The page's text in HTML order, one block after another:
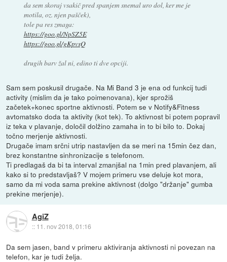
da sem skoraj vsakič pred spanjem snemal uro dol, ker me je
motila, oz. njen pašček),
tole pa res zmaga:
https://goo.gl/NpSZ5E
https://goo.gl/gKpvsQ
drugih barv žal ni, edino ti dve opciji.
Sam sem poskusil drugače. Na Mi Band 3 je ena od funkcij tudi
activity (mislim da je tako poimenovana), kjer sprožiš
začetek+konec sportne aktivnosti. Potem se v Notify&Fitness
avtomatsko doda ta aktivity (kot tek). To aktivnost bi potem popravil
iz teka v plavanje, določil dolžino zamaha in to bi bilo to. Dokaj
točno merjenje aktivnosti.
Drugače imam srčni utrip nastavljen da se meri na 15min čez dan,
brez konstantne sinhronizacije s telefonom.
Ti predlagaš da bi ta interval zmanjšal na 1min pred plavanjem, ali
kako si to predstavljaš? V mojem primeru vse deluje kot mora,
samo da mi voda sama prekine aktivnost (dolgo "držanje" gumba
prekine merjenje).
AgiZ
:: 11. nov 2018, 01:16
Da sem jasen, band v primeru aktiviranja aktivnosti ni povezan na
telefon, kar je tudi želja.